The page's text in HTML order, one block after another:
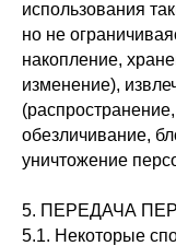
использования
но не
накопление,
изменение),
обезличивание,
уничтожение
5. ПЕРЕДАЧА
5.1. Некоторые